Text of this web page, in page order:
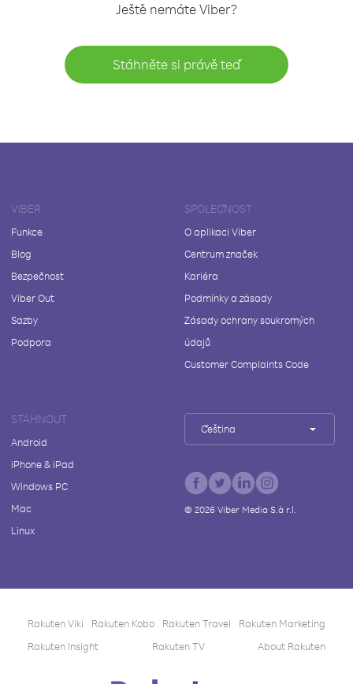
Ještě nemáte Viber?
Stáhněte si právě teď
VIBER
Funkce
Blog
Bezpečnost
Viber Out
Sazby
Podpora
SPOLEČNOST
O aplikaci Viber
Centrum značek
Kariéra
Podmínky a zásady
Zásady ochrany soukromých
údajů
Customer Complaints Code
STÁHNOUT
Android
iPhone & iPad
Windows PC
Mac
Linux
Čeština
© 2026Viber Media S.à r.l.
Rakuten Viki Rakuten Kobo Rakuten Travel
Rakuten Marketing
Rakuten Insight
Rakuten TV About Rakuten